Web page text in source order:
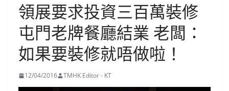
領展要求投資三百萬裝修
屯門老牌餐廳結業 老闆：
如果要裝修就唔做啦！
12/04/2016 TMHK Editor - KT